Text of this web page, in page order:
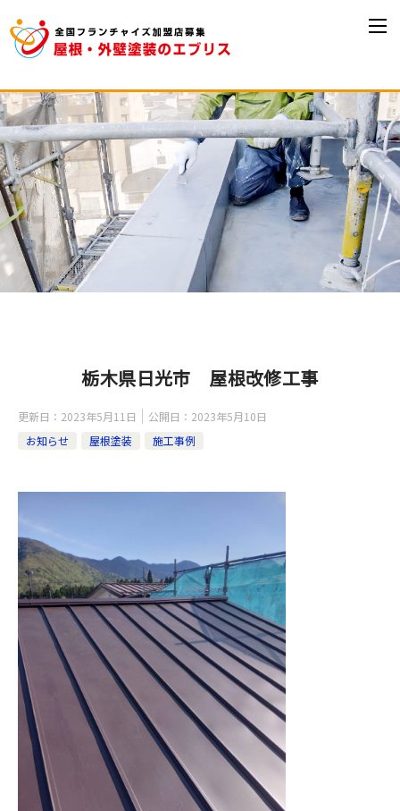
栃木県日光市 屋根改修工事
更新日： 2023年5月11日 公開日： 2023年5月10日
お知らせ
屋根塗装 施工事例